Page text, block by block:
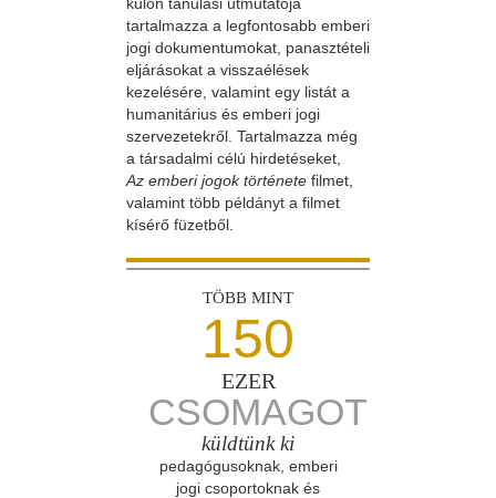
külön tanulási útmutatója
tartalmazza a legfontosabb emberi
jogi dokumentumokat, panasztételi
eljárásokat a visszaélések
kezelésére, valamint egy listát a
humanitárius és emberi jogi
szervezetekről. Tartalmazza még
a társadalmi célú hirdetéseket,
Az emberi jogok története filmet,
valamint több példányt a filmet
kísérő füzetből.
TÖBB MINT
150
EZER
CSOMAGOT
küldtünk ki
pedagógusoknak, emberi
jogi csoportoknak és